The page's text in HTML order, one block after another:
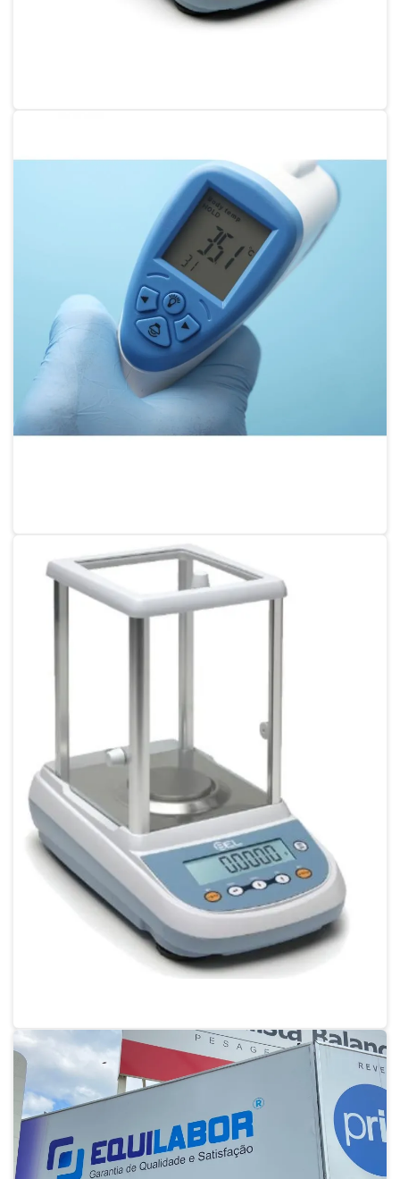
Calibração de proveta graduada
Calibração refratômetro
Calibração termo higrômetro digital
Calibração de termohigrômetro
Calibração de termohigrômetro sp
Calibração de termômetro
Calibração de termômetro digital
Conserto de balança digital
Conserto de balança digital sp
Conserto de balanças eletrônicas
Empresa de calibração de balança
Empresa de calibração de termohigrômetro
Empresa de calibração de termômetros
Empresa que faz calibração de balança
Empresas de manutenção de balanças
Empresas que fazem calibração de balanças
Instrumento metrológico temperatura
Instrumentos para laboratório
Instrumentos metrológicos termômetro
Manutenção de balança analítica
Manutenção de balança de precisão
Manutenção de balanças
Manutenção de balanças digitais